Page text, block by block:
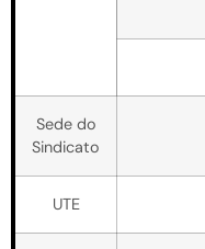
Sede do
Sindicato
UTE